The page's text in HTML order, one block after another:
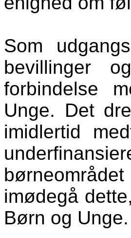
Som
bevillinger
forbindelse
Unge. Det
imidlertid
imødegå
Børn og Unge.